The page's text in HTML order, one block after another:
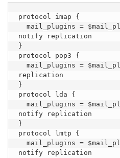
protocol imap {
mail_plugins =
notify replication
}
protocol pop3 {
mail_plugins =
replication
}
protocol lda {
mail_plugins =
notify replication
}
protocol lmtp {
mail_plugins =
notify replication